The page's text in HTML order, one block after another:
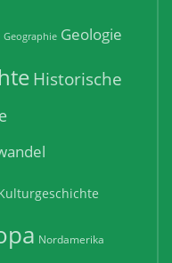
Geographie Geologie
Historische
Nordamerika